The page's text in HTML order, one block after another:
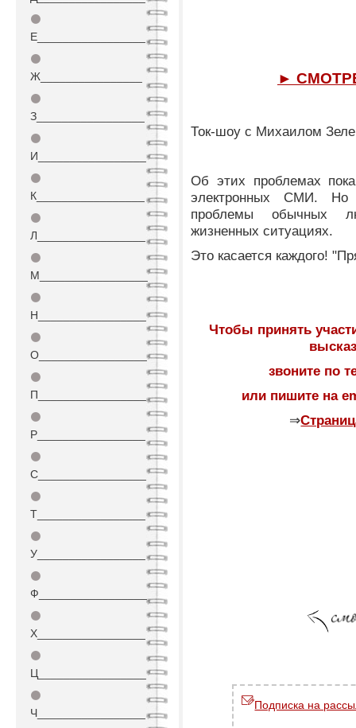
⚫
Е_________________
⚫
Ж________________
⚫
З_________________
⚫
И_________________
⚫
К_________________
⚫
Л_________________
⚫
М_________________
⚫
Н_________________
⚫
О_________________
⚫
П_________________
⚫
Р_________________
⚫
С_________________
⚫
Т_________________
⚫
У_________________
⚫
Ф_________________
⚫
Х_________________
⚫
Ц_________________
⚫
Ч_________________
►
Ток-шоу с Михаилом
Об этих проблемах
электронных СМИ. Но
проблемы обычных
жизненных ситуациях.
Это касается каждого!
Чтобы принять
звоните по
или пишите на
⇒
Подписка на